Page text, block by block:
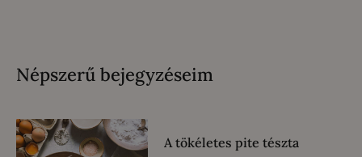
Népszerű bejegyzéseim
A tökéletes pite tészta